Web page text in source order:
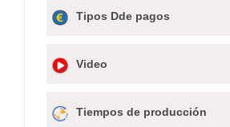
Tipos Dde pagos
Video
Tiempos de producción